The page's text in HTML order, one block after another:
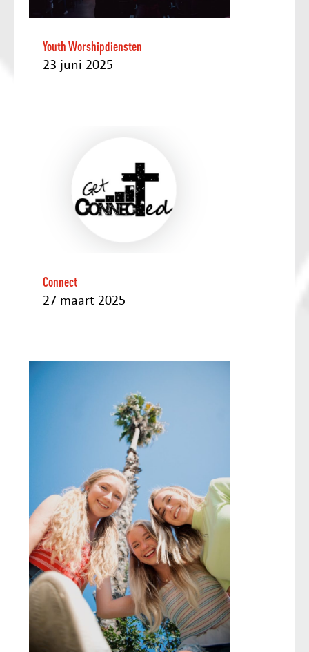
Youth Worshipdiensten
23 juni 2025
Connect
27 maart 2025